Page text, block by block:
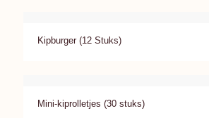
Kipburger (12 Stuks)
Mini-kiprolletjes (30 stuks)